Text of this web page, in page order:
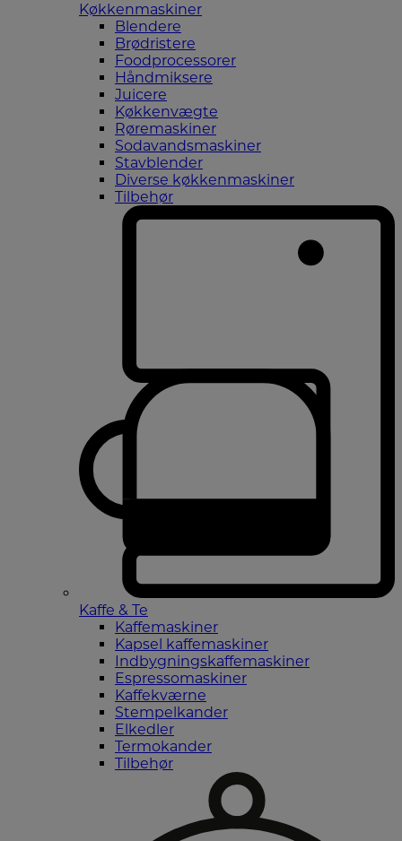
Køkkenmaskiner
Blendere
Brødristere
Foodprocessorer
Håndmiksere
Juicere
Køkkenvægte
Røremaskiner
Sodavandsmaskiner
Stavblender
Diverse køkkenmaskiner
Tilbehør
Kaffe & Te
Kaffemaskiner
Kapsel kaffemaskiner
Indbygningskaffemaskiner
Espressomaskiner
Kaffekværne
Stempelkander
Elkedler
Termokander
Tilbehør